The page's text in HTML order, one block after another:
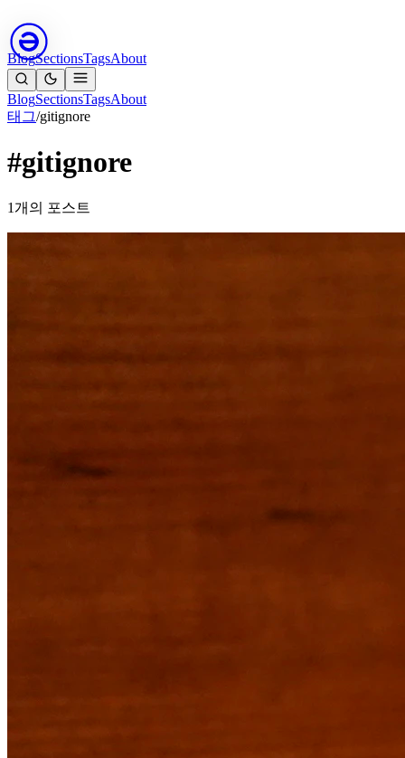
BlogSectionsTagsAbout
BlogSectionsTagsAbout
태그/gitignore
#gitignore
1개의 포스트